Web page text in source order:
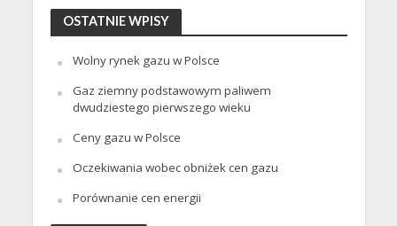
OSTATNIE WPISY
Wolny rynek gazu w Polsce
Gaz ziemny podstawowym paliwem
dwudziestego pierwszego wieku
Ceny gazu w Polsce
Oczekiwania wobec obniżek cen gazu
Porównanie cen energii